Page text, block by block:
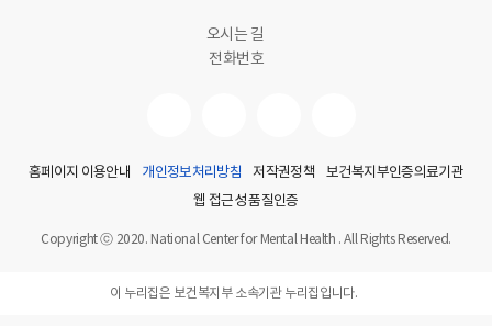
오시는 길
전화번호
홈페이지 이용안내 개인정보처리방침 저작권정책
보건복지부인증의료기관
웹 접근성 품질인증
Copyright ⓒ 2020. National Center for Mental Health . All Rights Reserved.
이 누리집은 보건복지부 소속기관 누리집입니다.